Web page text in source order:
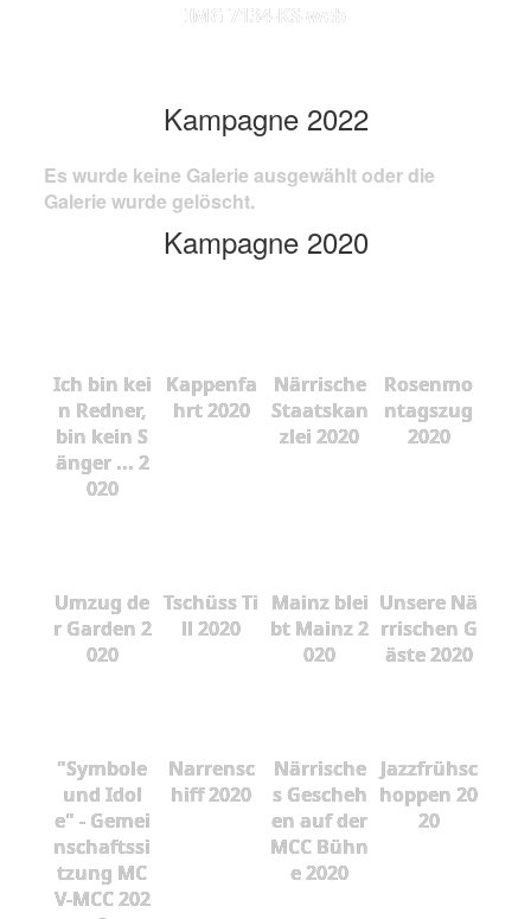
IMG 7134-KS-web
Kampagne 2022
Es wurde keine Galerie ausgewählt oder die
Galerie wurde gelöscht.
Kampagne 2020
Ich bin kei
n Redner,
bin kein S
änger ... 2
020
Kappenfa
hrt 2020
Närrische
Staatskan
zlei 2020
Rosenmo
ntagszug
2020
Umzug de
r Garden 2
020
Tschüss Ti
ll 2020
Mainz blei
bt Mainz 2
020
Unsere Nä
rrischen G
äste 2020
"Symbole
und Idol
e" - Gemei
nschaftssi
tzung MC
V-MCC 202
Narrensc
hiff 2020
Närrische
s Gescheh
en auf der
MCC Bühn
e 2020
Jazzfrühsc
hoppen 20
20